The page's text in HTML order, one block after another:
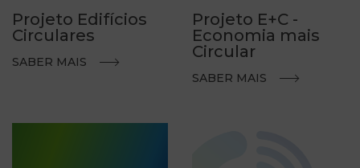
Projeto Edifícios
Circulares
SABER MAIS
Projeto E+C -
Economia mais
Circular
SABER MAIS